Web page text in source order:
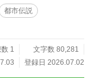
都市伝説
1
文字数 80,281
登録日 2026.07.02